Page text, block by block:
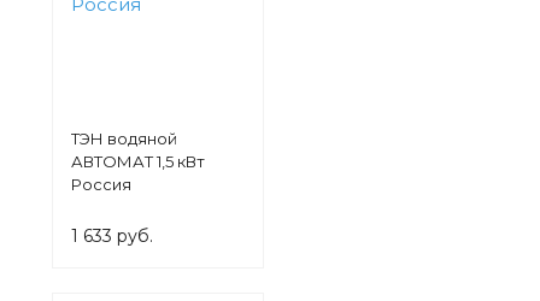
ТЭН водяной
АВТОМАТ 1,5 кВт
Россия
1 633 руб.